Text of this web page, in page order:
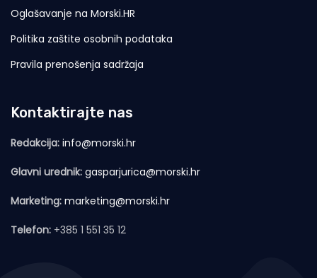
Oglašavanje na Morski.HR
Politika zaštite osobnih podataka
Pravila prenošenja sadržaja
Kontaktirajte nas
Redakcija: info@morski.hr
Glavni urednik: gasparjurica@morski.hr
Marketing: marketing@morski.hr
Telefon: +385 1 551 35 12